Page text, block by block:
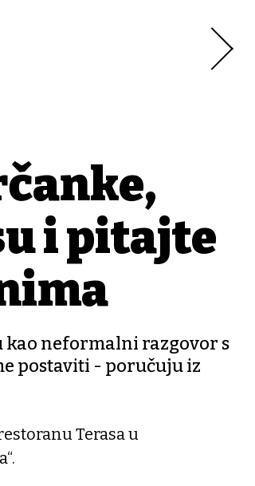
i pitajte
kao neformalni razgovor s
postaviti - poručuju iz
Terasa u